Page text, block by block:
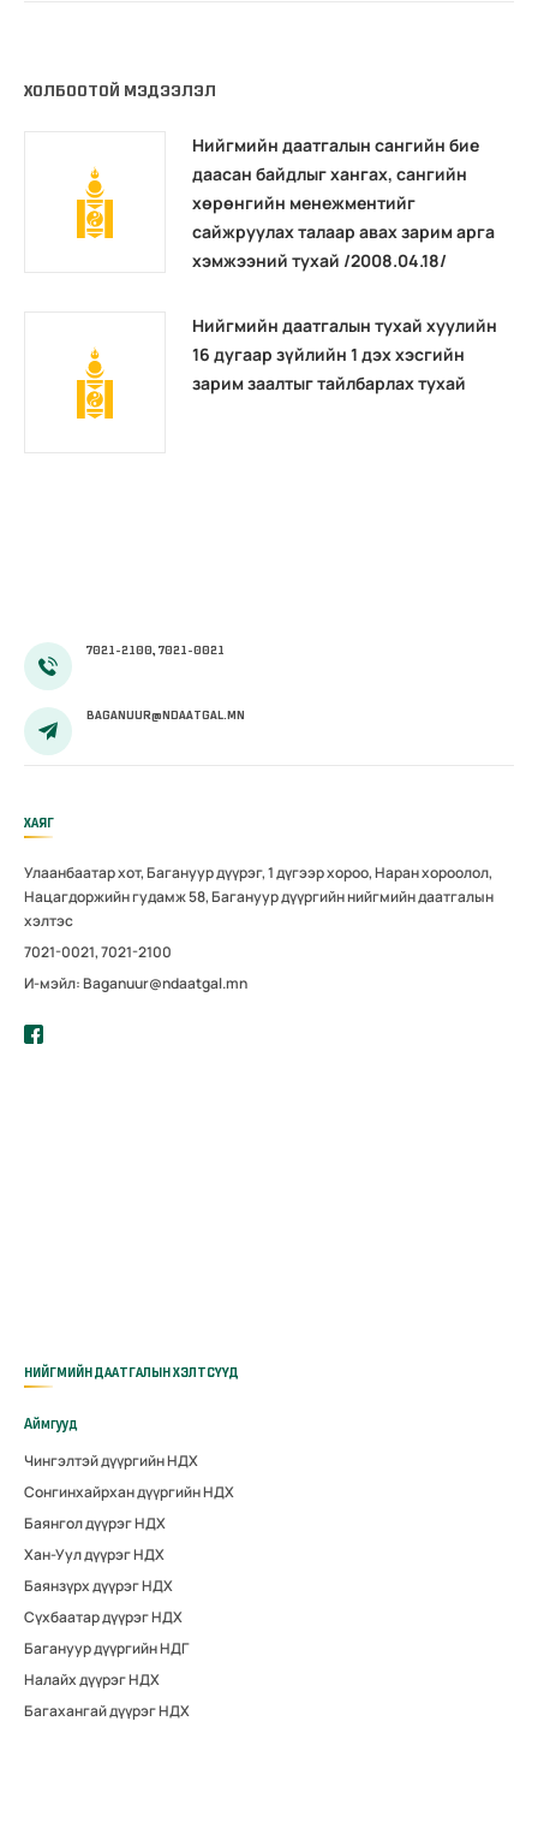
ХОЛБООТОЙ МЭДЭЭЛЭЛ
Нийгмийн даатгалын сангийн бие
даасан байдлыг хангах, сангийн
хөрөнгийн менежментийг
сайжруулах талаар авах зарим арга
хэмжээний тухай /2008.04.18/
Нийгмийн даатгалын тухай хуулийн
16 дугаар зүйлийн 1 дэх хэсгийн
зарим заалтыг тайлбарлах тухай
7021-2100, 7021-0021
BAGANUUR@NDAATGAL.MN
ХАЯГ
Улаанбаатар хот, Багануур дүүрэг, 1 дүгээр хороо, Наран хороолол,
Нацагдоржийн гудамж 58, Багануур дүүргийн нийгмийн даатгалын
хэлтэс
7021-0021, 7021-2100
И-мэйл: Baganuur@ndaatgal.mn
НИЙГМИЙН ДААТГАЛЫН ХЭЛТСҮҮД
Аймгууд
Чингэлтэй дүүргийн НДХ
Сонгинхайрхан дүүргийн НДХ
Баянгол дүүрэг НДХ
Хан-Уул дүүрэг НДХ
Баянзүрх дүүрэг НДХ
Сүхбаатар дүүрэг НДХ
Багануур дүүргийн НДГ
Налайх дүүрэг НДХ
Багахангай дүүрэг НДХ